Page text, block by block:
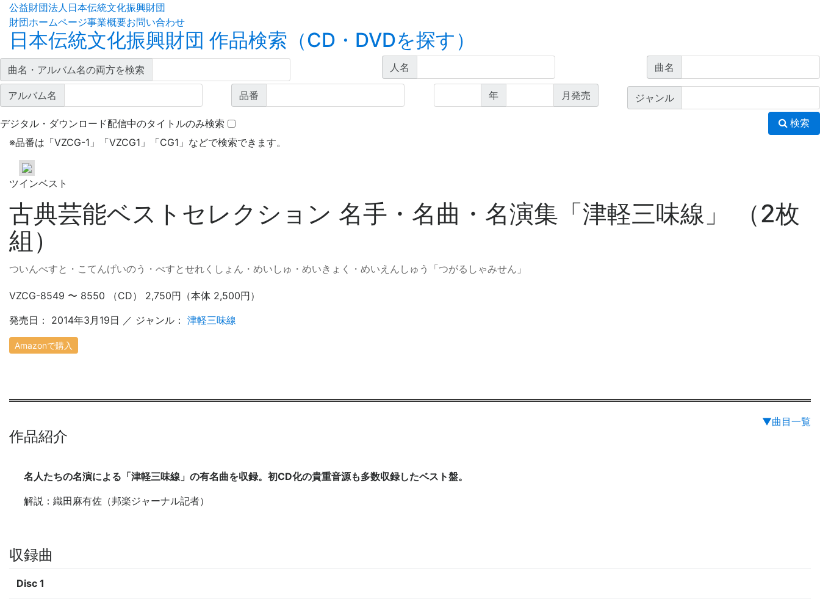
公益財団法人日本伝統文化振興財団
財団ホームページ事業概要お問い合わせ
日本伝統文化振興財団 作品検索（CD・DVDを探す）
曲名・アルバム名の両方を検索 人名 曲名
アルバム名 品番 年 月発売 ジャンル
デジタル・ダウンロード配信中のタイトルのみ検索 検索
※品番は「VZCG-1」「VZCG1」「CG1」などで検索できます。
ツインベスト
古典芸能ベストセレクション 名手・名曲・名演集「津軽三味線」 （2枚
組）
ついんべすと・こてんげいのう・べすとせれくしょん・めいしゅ・めいきょく・めいえんしゅう「つがるしゃみせん」
VZCG-8549 〜 8550 （CD） 2,750円（本体 2,500円）
発売日： 2014年3月19日 ／ ジャンル： 津軽三味線
Amazonで購入
▼曲目一覧
作品紹介
名人たちの名演による「津軽三味線」の有名曲を収録。初CD化の貴重音源も多数収録したベスト盤。
解説：織田麻有佐（邦楽ジャーナル記者）
収録曲
Disc 1